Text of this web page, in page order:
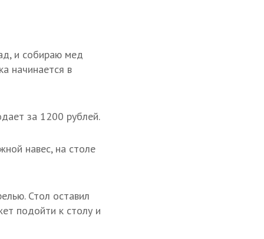
и собираю мед
начинается в
за 1200 рублей.
навес, на столе
Стол оставил
подойти к столу и